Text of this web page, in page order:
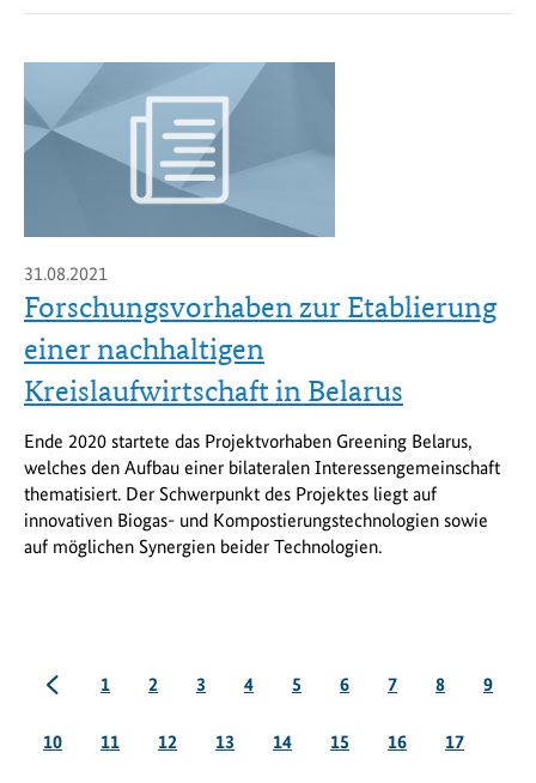
31.08.2021
Forschungsvorhaben zur Etablierung
einer nachhaltigen
Kreislaufwirtschaft in Belarus
Ende 2020 startete das Projektvorhaben Greening Belarus,
welches den Aufbau einer bilateralen Interessengemeinschaft
thematisiert. Der Schwerpunkt des Projektes liegt auf
innovativen Biogas- und Kompostierungstechnologien sowie
auf möglichen Synergien beider Technologien.
vorherigeSeite
1 Seite
2 Seite
3 Seite
4 Seite
5 Seite
6 Seite
7 Seite
8 Seite
9
Seite
10 Seite
11 Seite
12 Seite
13 Seite
14 Seite
15 Seite
16 Seite
17